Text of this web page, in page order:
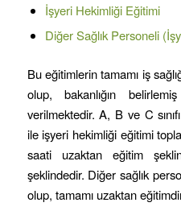
İşyeri Hekimliği Eğitimi
Diğer Sağlık Personeli
Bu eğitimlerin tamamı iş
olup, bakanlığın
verilmektedir. A, B ve C
ile işyeri hekimliği eğitimi
saati uzaktan eğitim
şeklindedir. Diğer sağlık
olup, tamamı uzaktan